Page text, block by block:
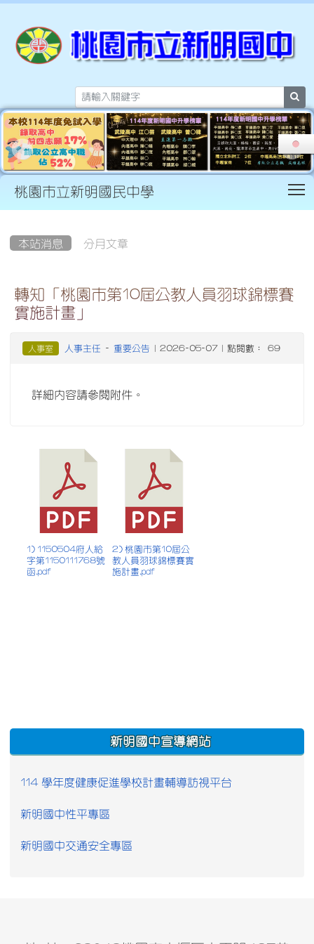
桃園市立新明國民中學
本站消息 分月文章
轉知「桃園市第10屆公教人員羽球錦標賽
實施計畫」
人事室 人事主任 - 重要公告 | 2026-05-07 | 點閱數： 69
詳細內容請參閱附件。
1) 1150504府人給
字第1150111768號
函.pdf
2) 桃園市第10屆公
教人員羽球錦標賽實
施計畫.pdf
:::
新明國中宣導網站
114 學年度健康促進學校計畫輔導訪視平台
新明國中性平專區
新明國中交通安全專區